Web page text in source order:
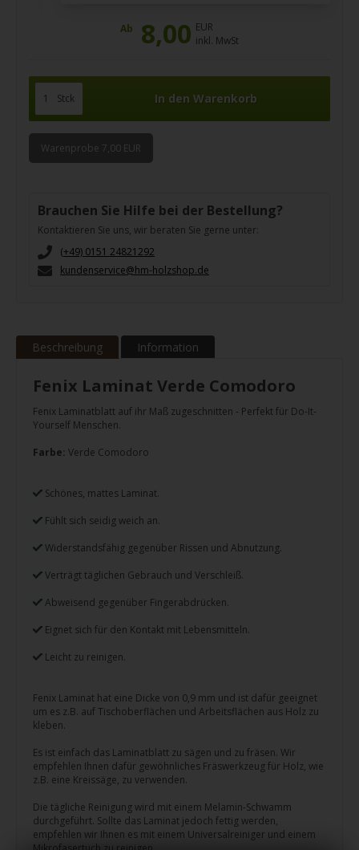
Ab 8,00 EUR
inkl. MwSt
Stck
Warenprobe 7,00 EUR
Brauchen Sie Hilfe bei der Bestellung?
Kontaktieren Sie uns, wir beraten Sie gerne unter:
(+49) 0151 24821292
kundenservice@hm-holzshop.de
Beschreibung Information
Fenix Laminat Verde Comodoro
Fenix Laminatblatt auf ihr Maß zugeschnitten - Perfekt für Do-It-
Yourself Menschen.
Farbe: Verde Comodoro
Schönes, mattes Laminat.
Fühlt sich seidig weich an.
Widerstandsfähig gegenüber Rissen und Abnutzung.
Verträgt täglichen Gebrauch und Verschleiß.
Abweisend gegenüber Fingerabdrücken.
Eignet sich für den Kontakt mit Lebensmitteln.
Leicht zu reinigen.
Fenix Laminat hat eine Dicke von 0,9 mm und ist dafür geeignet
um es z.B. auf Tischoberflächen und Arbeitsflächen aus Holz zu
kleben.
Es ist einfach das Laminatblatt zu sägen und zu fräsen. Wir
empfehlen Ihnen dafür gewöhnliches Fräswerkzeug für Holz, wie
z.B. eine Kreissäge, zu verwenden.
Die tägliche Reinigung wird mit einem Melamin-Schwamm
durchgeführt. Sollte das Laminat jedoch fettig werden,
empfehlen wir Ihnen es mit einem Universalreiniger und einem